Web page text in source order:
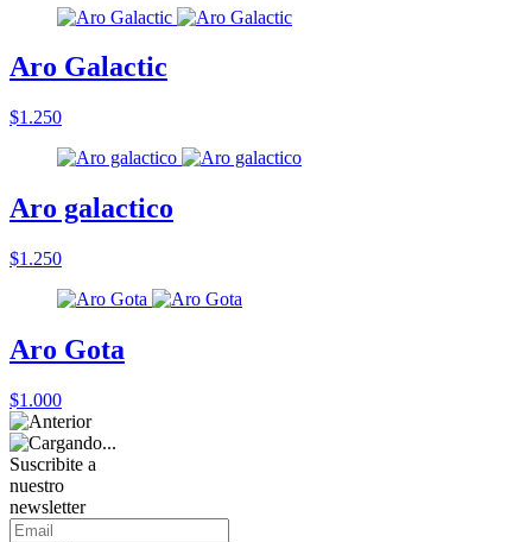
Aro Galactic
$1.250
Aro galactico
$1.250
Aro Gota
$1.000
Suscribite a
nuestro
newsletter